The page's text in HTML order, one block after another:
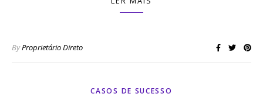
ByProprietário Direto
CASOS DE SUCESSO